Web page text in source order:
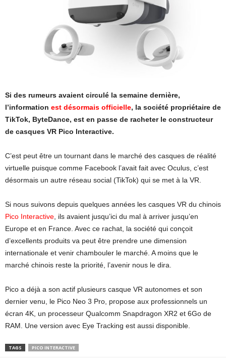
Si des rumeurs avaient circulé la semaine dernière,
l’information est désormais officielle, la société propriétaire de
TikTok, ByteDance, est en passe de racheter le constructeur
de casques VR Pico Interactive.
C’est peut être un tournant dans le marché des casques de réalité
virtuelle puisque comme Facebook l’avait fait avec Oculus, c’est
désormais un autre réseau social (TikTok) qui se met à la VR.
Si nous suivons depuis quelques années les casques VR du chinois
Pico Interactive , ils avaient jusqu’ici du mal à arriver jusqu’en
Europe et en France. Avec ce rachat, la société qui conçoit
d’excellents produits va peut être prendre une dimension
internationale et venir chambouler le marché. A moins que le
marché chinois reste la priorité, l’avenir nous le dira.
Pico a déjà a son actif plusieurs casque VR autonomes et son
dernier venu, le Pico Neo 3 Pro, propose aux professionnels un
écran 4K, un processeur Qualcomm Snapdragon XR2 et 6Go de
RAM. Une version avec Eye Tracking est aussi disponible.
TAGS PICO INTERACTIVE